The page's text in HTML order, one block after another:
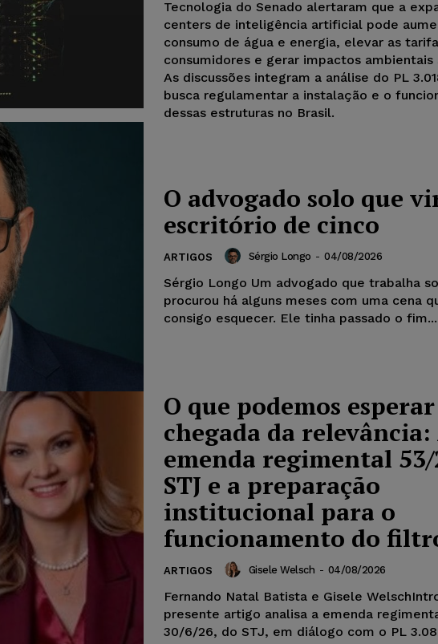
Tecnologia do Senado alertaram que a
centers de inteligência artificial pode
consumo de água e energia, elevar as
consumidores e gerar impactos
As discussões integram a análise do PL
busca regulamentar a instalação e o
dessas estruturas no Brasil.
O advogado solo que
escritório de cinco
ARTIGOS Sérgio Longo - 04/08/2026
Sérgio Longo Um advogado que trabalha
procurou há alguns meses com uma cena
consigo esquecer. Ele tinha passado o fim...
O que podemos
chegada da relevância:
emenda regimental 53/
STJ e a preparação
institucional para o
funcionamento do
ARTIGOS Gisele Welsch - 04/08/2026
Fernando Natal Batista e Gisele
presente artigo analisa a emenda
30/6/26, do STJ, em diálogo com o PL